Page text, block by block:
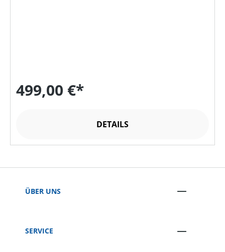
499,00 €*
DETAILS
ÜBER UNS
SERVICE